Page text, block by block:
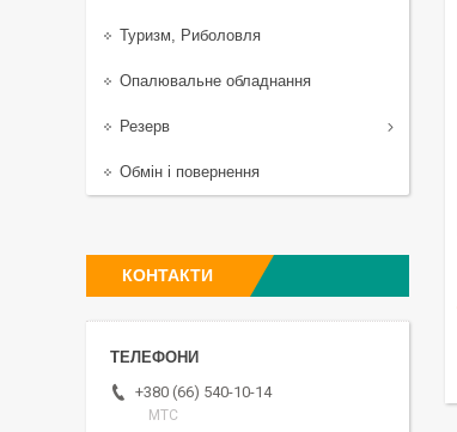
Туризм, Риболовля
Опалювальне обладнання
Резерв
Обмін і повернення
КОНТАКТИ
+380 (66) 540-10-14
МТС